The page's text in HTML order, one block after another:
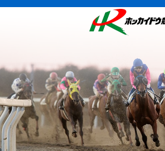
2008年01月
2007年02月
2007年01月
2006年03月
2006年02月
2006年01月
2005年07月
2005年04月
2005年03月
2005年02月
2004年06月
2004年05月
2004年04月
2004年03月
2003年07月
2003年06月
2003年05月
2003年04月